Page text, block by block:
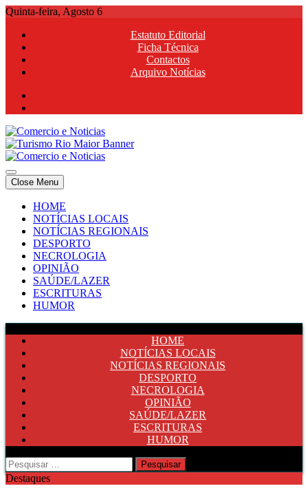
Skip
content
Quinta-feira, Agosto 6
Estatuto Editorial
Ficha Técnica
Contactos
Arquivo Notícias
Comercio e Noticias
Notícias e Publicidade Online
Comercio e Noticias
Notícias e Publicidade Online
Close Menu
HOME
NOTÍCIAS LOCAIS
NOTÍCIAS REGIONAIS
DESPORTO
NECROLOGIA
OPINIÃO
SAÚDE/LAZER
ESCRITURAS
HUMOR
HOME
NOTÍCIAS LOCAIS
NOTÍCIAS REGIONAIS
DESPORTO
NECROLOGIA
OPINIÃO
SAÚDE/LAZER
ESCRITURAS
HUMOR
Pesquisar
por:
Destaques